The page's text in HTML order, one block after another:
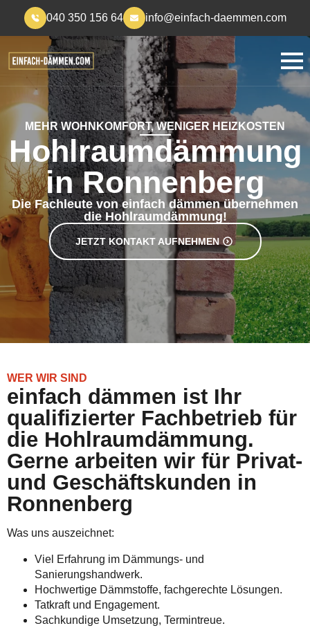
040 350 156 64 info@einfach-daemmen.com
MEHR WOHNKOMFORT, WENIGER HEIZKOSTEN
Hohlraumdämmung
in Ronnenberg
Die Fachleute von einfach dämmen übernehmen
die Hohlraumdämmung!
JETZT KONTAKT AUFNEHMEN
WER WIR SIND
einfach dämmen ist Ihr
qualifizierter Fachbetrieb für
die Hohlraumdämmung.
Gerne arbeiten wir für Privat-
und Geschäftskunden in
Ronnenberg
Was uns auszeichnet:
Viel Erfahrung im Dämmungs- und
Sanierungshandwerk.
Hochwertige Dämmstoffe, fachgerechte Lösungen.
Tatkraft und Engagement.
Sachkundige Umsetzung, Termintreue.